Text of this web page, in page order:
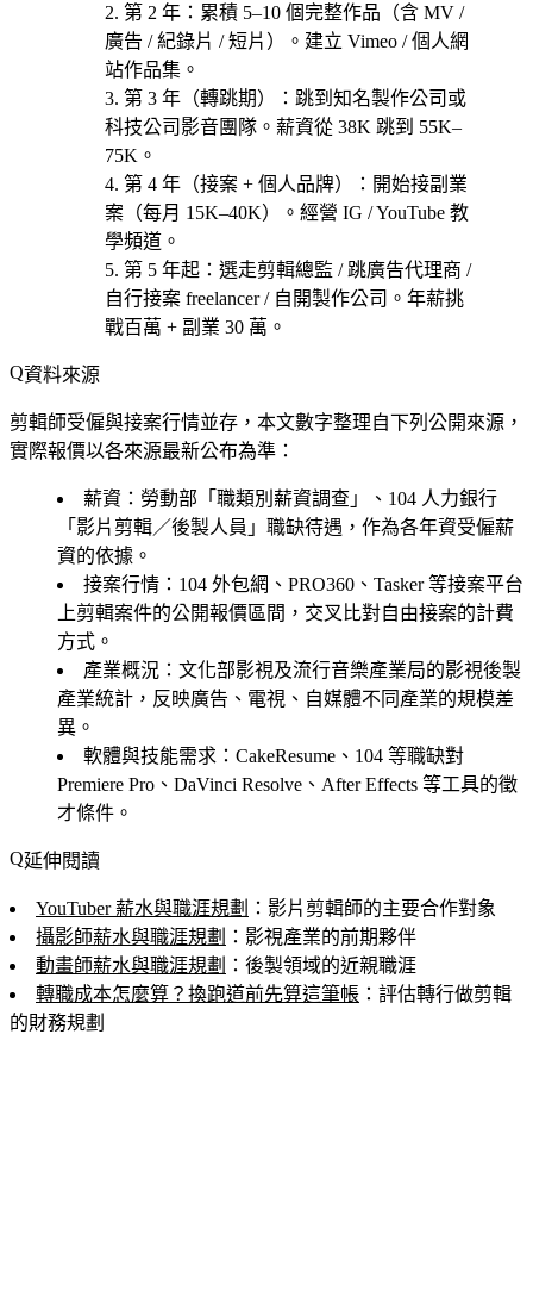
第 2 年 ：累積 5–10 個完整作品（含 MV /
廣告 / 紀錄片 / 短片）。建立 Vimeo / 個人網
站作品集。
第 3 年（轉跳期）
：跳到知名製作公司或
科技公司影音團隊。薪資從 38K 跳到 55K–
75K。
第 4 年（接案 + 個人品牌）
：開始接副業
案（每月 15K–40K）。經營 IG / YouTube 教
學頻道。
第 5 年起 ：選走剪輯總監 / 跳廣告代理商 /
自行接案 freelancer / 自開製作公司 。年薪挑
戰百萬 + 副業 30 萬。
資料來源
剪輯師受僱與接案行情並存，本文數字整理自下列公開來源，
實際報價以各來源最新公布為準：
薪資 ：勞動部「職類別薪資調查」、104 人力銀行
「影片剪輯／後製人員」職缺待遇，作為各年資受僱薪
資的依據。
接案行情 ：104 外包網、PRO360、Tasker 等接案平台
上剪輯案件的公開報價區間，交叉比對自由接案的計費
方式。
產業概況 ：文化部影視及流行音樂產業局的影視後製
產業統計，反映廣告、電視、自媒體不同產業的規模差
異。
軟體與技能需求 ：CakeResume、104 等職缺對
Premiere Pro、DaVinci Resolve、After Effects 等工具的徵
才條件。
延伸閱讀
YouTuber 薪水與職涯規劃 ：影片剪輯師的主要合作對象
攝影師薪水與職涯規劃 ：影視產業的前期夥伴
動畫師薪水與職涯規劃 ：後製領域的近親職涯
轉職成本怎麼算？換跑道前先算這筆帳 ：評估轉行做剪輯
的財務規劃